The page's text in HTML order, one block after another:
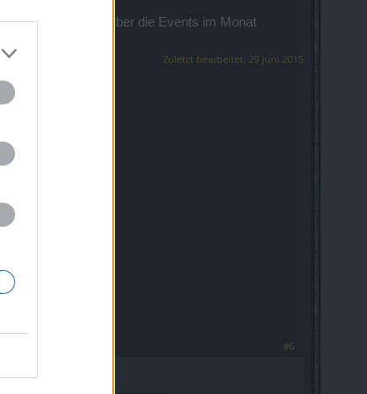
eine Übersicht über die Events im Monat
Zuletzt bearbeitet: 29 Juni 2015
#6